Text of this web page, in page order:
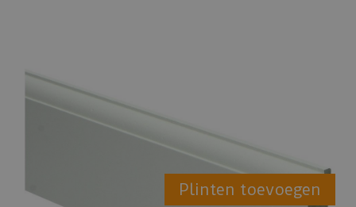
Plinten toevoegen